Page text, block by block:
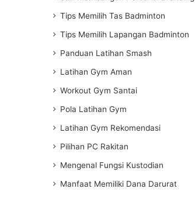
Tips Memilih Tas Badminton
Tips Memilih Lapangan Badminton
Panduan Latihan Smash
Latihan Gym Aman
Workout Gym Santai
Pola Latihan Gym
Latihan Gym Rekomendasi
Pilihan PC Rakitan
Mengenal Fungsi Kustodian
Manfaat Memiliki Dana Darurat